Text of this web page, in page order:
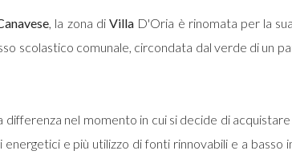
, la zona diVilla D'Oria è rinomata per la
scolastico comunale, circondata dal verde di un
nel momento in cui si decide di
energetici e più utilizzo di fonti rinnovabili e a